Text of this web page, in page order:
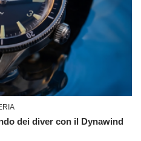
dei diver con il Dynawind